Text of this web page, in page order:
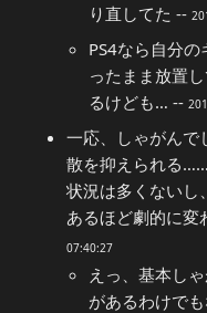
り直してた --
PS4なら自分
ったまま放置
るけども… --
一応、しゃがんで
散を抑えられる
状況は多くないし
あるほど劇的に変
07:40:27
えっ、基本し
があるわけで